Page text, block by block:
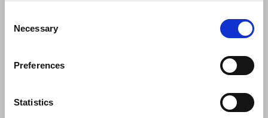
Selection
Necessary
Preferences
Statistics